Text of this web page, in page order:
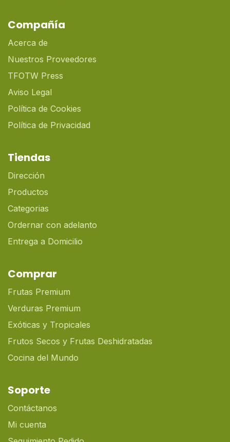
Compañía
Acerca de
Nuestros Proveedores
TFOTW Press
Aviso Legal
Política de Cookies
Política de Privacidad
Tiendas
Dirección
Productos
Categorias
Ordernar con adelanto
Entrega a Domicilio
Comprar
Frutas Premium
Verduras Premium
Exóticas y Tropicales
Frutos Secos y Frutas Deshidratadas
Cocina del Mundo
Soporte
Contáctanos
Mi cuenta